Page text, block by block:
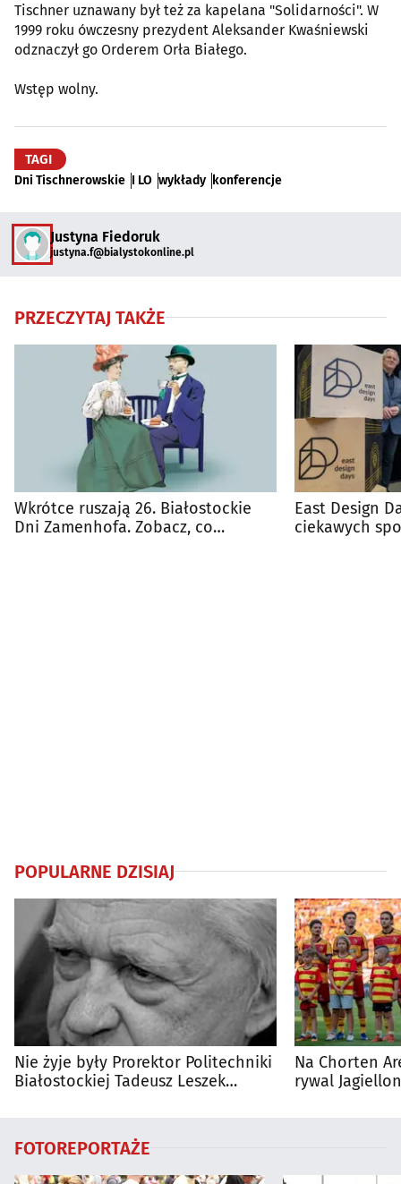
Tischner uznawany był też za kapelana "Solidarności". W
1999 roku ówczesny prezydent Aleksander Kwaśniewski
odznaczył go Orderem Orła Białego.
Wstęp wolny.
TAGI
Dni Tischnerowskie I LO wykłady konferencje
Justyna Fiedoruk
justyna.f@bialystokonline.pl
PRZECZYTAJ TAKŻE
Wkrótce ruszają 26. Białostockie
Dni Zamenhofa. Zobacz, co
East Design
ciekawych
POPULARNE DZISIAJ
Nie żyje były Prorektor Politechniki
Białostockiej Tadeusz Leszek
Na Chorten
rywal
FOTOREPORTAŻE